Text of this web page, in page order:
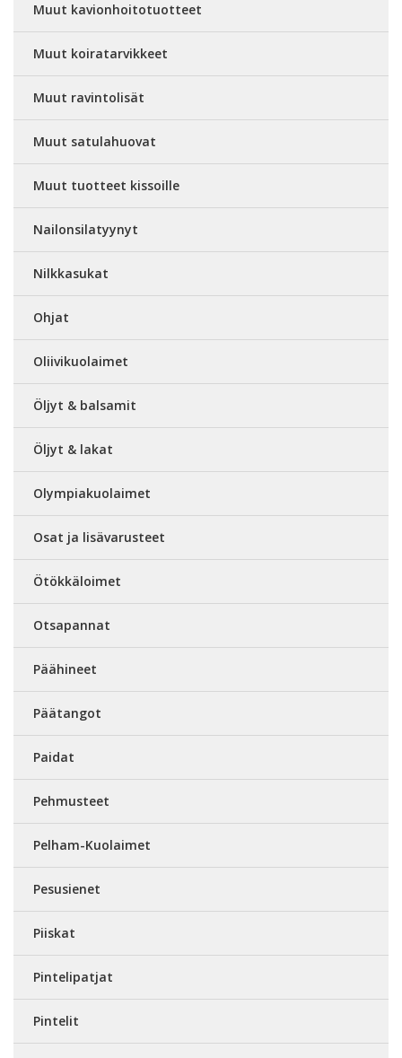
Muut kavionhoitotuotteet
Muut koiratarvikkeet
Muut ravintolisät
Muut satulahuovat
Muut tuotteet kissoille
Nailonsilatyynyt
Nilkkasukat
Ohjat
Oliivikuolaimet
Öljyt & balsamit
Öljyt & lakat
Olympiakuolaimet
Osat ja lisävarusteet
Ötökkäloimet
Otsapannat
Päähineet
Päätangot
Paidat
Pehmusteet
Pelham-Kuolaimet
Pesusienet
Piiskat
Pintelipatjat
Pintelit